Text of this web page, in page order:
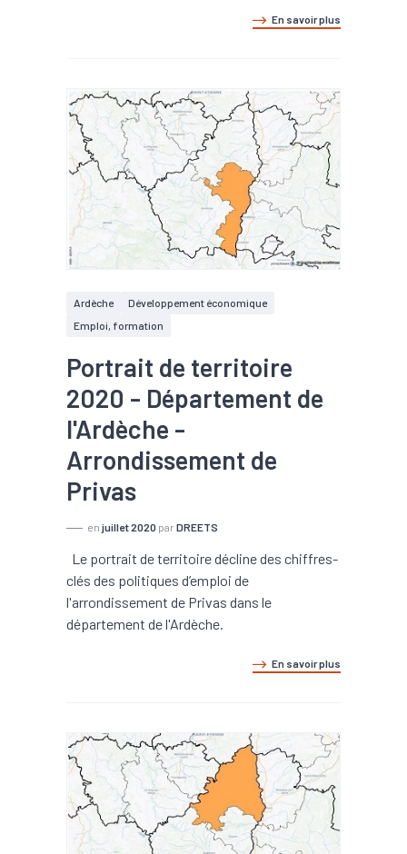
En savoir plus
Ardèche
Développement économique
Emploi, formation
Portrait de territoire
2020 - Département de
l'Ardèche -
Arrondissement de
Privas
en juillet 2020 par DREETS
Le portrait de territoire décline des chiffres-
clés des politiques d’emploi de
l'arrondissement de Privas dans le
département de l'Ardèche.
En savoir plus